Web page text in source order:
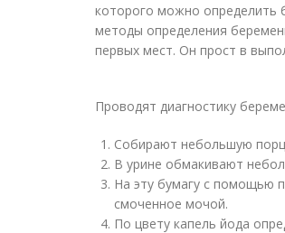
которого можно определить
методы определения
первых мест. Он прост в
Проводят диагностику
Собирают небольшую
В урине обмакивают
На эту бумагу с помощью
смоченное мочой.
По цвету капель йода